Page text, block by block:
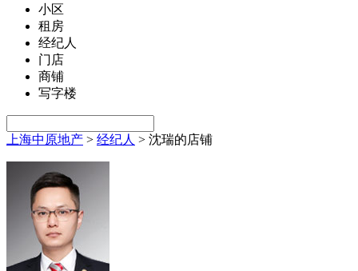
小区
租房
经纪人
门店
商铺
写字楼
上海中原地产 > 经纪人 > 沈瑞的店铺